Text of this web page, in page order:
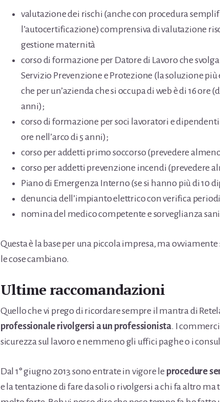
valutazione dei rischi (anche con procedura
l’autocertificazione) comprensiva di valutazione
gestione maternità
corso di formazione per Datore di Lavoro che
Servizio Prevenzione e Protezione (la soluzione
che per un’azienda che si occupa di web è di 16 ore
anni);
corso di formazione per soci lavoratori e dipendenti
ore nell’arco di 5 anni);
corso per addetti primo soccorso (prevedere
corso per addetti prevenzione incendi (prevedere
Piano di Emergenza Interno (se si hanno più di 10
denuncia dell’impianto elettrico con verifica
nomina del medico competente e sorveglianza
Questa è la base per una piccola impresa, ma
le cose cambiano.
Ultime raccomandazioni
Quello che vi prego di ricordare sempre il mantra di
professionale rivolgersi a un professionista. I
sicurezza sul lavoro e nemmeno gli uffici paghe o i
Dal 1° giugno 2013 sono entrate in vigore le procedure
e la tentazione di fare da soli o rivolgersi a chi fa altro ma